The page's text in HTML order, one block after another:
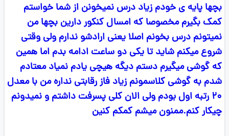
بچها پایه ی خودم زیاد درس نمیخونن از شما خواستم
کمک بگیرم مخصوصا که امسال کنکور دارین بچها من
نمیتونم درس بخونم اصلا یعنی ارادشو ندارم ولی وقتی
شروع میکنم شاید تا یکی دو ساعت ادامه بدم اما همین
که گوشی میگیرم دستم دیگه هیچی یادم نمیاد معتادم
شدم به گوشی کلاسمونم زیاد فاز رقابتی نداره من با معدل
۲۰ رتبه اول بودم ولی الان کلی پسرفت داشتم و نمیدونم
چیکار کنم.ممنون میشم کمکم کنین